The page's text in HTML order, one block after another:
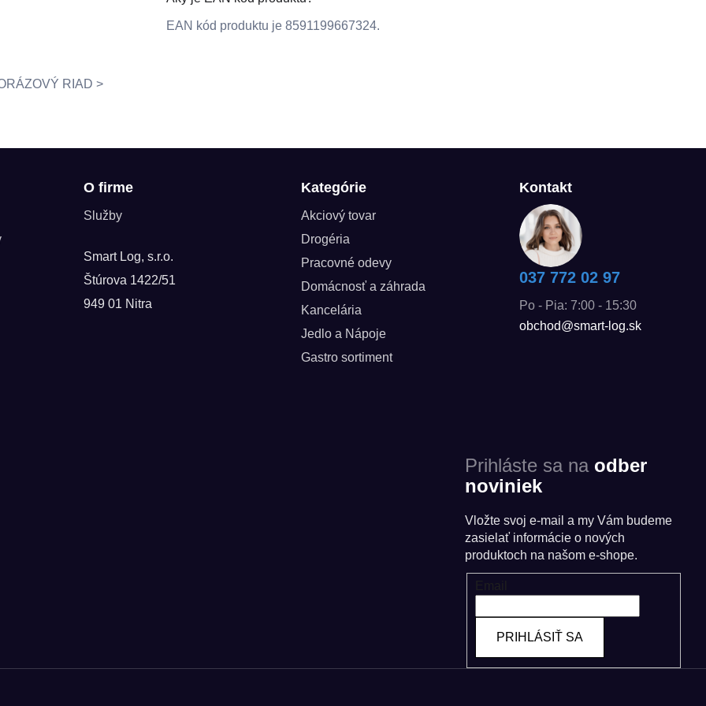
EAN kód produktu je 8591199667324.
RIAD >
O firme
Služby
Smart Log, s.r.o.
Štúrova 1422/51
949 01 Nitra
Kategórie
Akciový tovar
Drogéria
Pracovné odevy
Domácnosť a záhrada
Kancelária
Jedlo a Nápoje
Gastro sortiment
Kontakt
037 772 02 97
Po - Pia: 7:00 - 15:30
obchod@smart-log.sk
Prihláste sa na odber
noviniek
Vložte svoj e-mail a my Vám budeme
zasielať informácie o nových
produktoch na našom e-shope.
PRIHLÁSIŤ SA